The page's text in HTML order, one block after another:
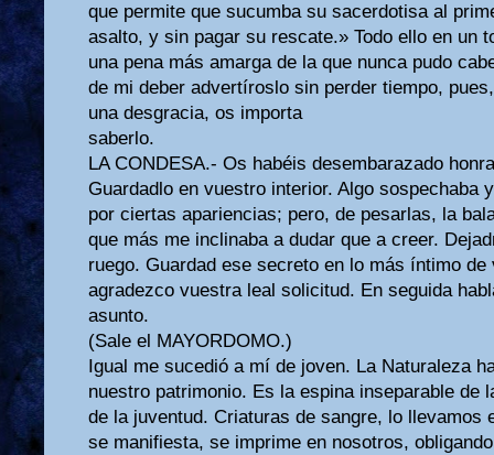
que permite que sucumba su sacerdotisa al
asalto, y sin pagar su rescate.» Todo ello en un
una pena más amarga de la que nunca pudo
de mi deber advertíroslo sin perder tiempo,
una desgracia, os importa
saberlo.
LA CONDESA.- Os habéis desembarazado
Guardadlo en vuestro interior. Algo sospechaba
por ciertas apariencias; pero, de pesarlas, la
que más me inclinaba a dudar que a creer.
ruego. Guardad ese secreto en lo más íntimo
agradezco vuestra leal solicitud. En seguida
asunto.
(Sale el MAYORDOMO.)
Igual me sucedió a mí de joven. La Naturaleza
nuestro patrimonio. Es la espina inseparable de
de la juventud. Criaturas de sangre, lo llevamos
se manifiesta, se imprime en nosotros,